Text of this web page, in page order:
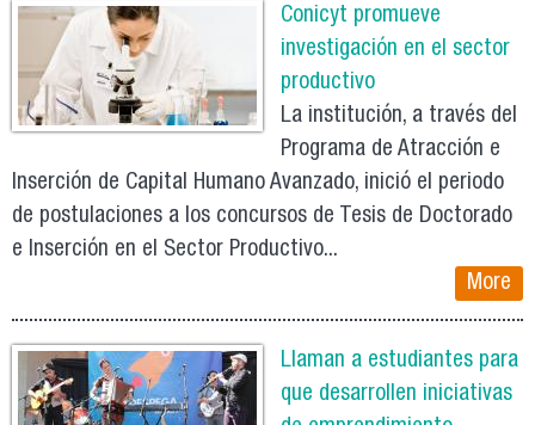
Conicyt promueve
investigación en el sector
productivo
La institución, a través del
Programa de Atracción e
Inserción de Capital Humano Avanzado, inició el periodo
de postulaciones a los concursos de Tesis de Doctorado
e Inserción en el Sector Productivo...
More
Llaman a estudiantes para
que desarrollen iniciativas